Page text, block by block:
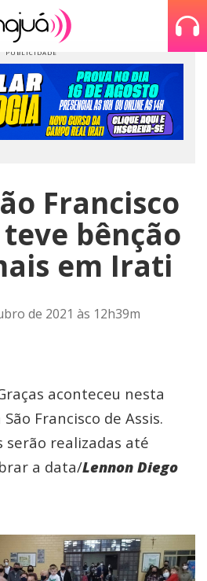
Francisco
teve bênção
em Irati
de 2021 às 12h39m
aconteceu nesta
Francisco de Assis.
serão realizadas até
a data/Lennon Diego